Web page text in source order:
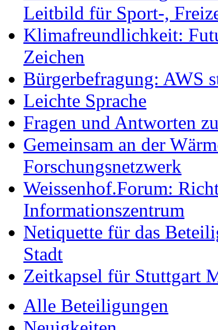
Leitbild für Sport-,
Klimafreundlichkeit:
Zeichen
Bürgerbefragung: AWS
Leichte Sprache
Fragen und Antworten
Gemeinsam an der
Forschungsnetzwerk
Weissenhof.Forum:
Informationszentrum
Netiquette für das
Stadt
Zeitkapsel für Stuttgart
Alle Beteiligungen